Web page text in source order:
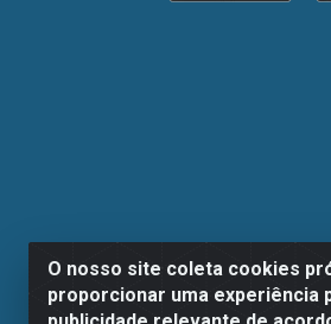
O nosso site coleta cookies
proporcionar uma experiência